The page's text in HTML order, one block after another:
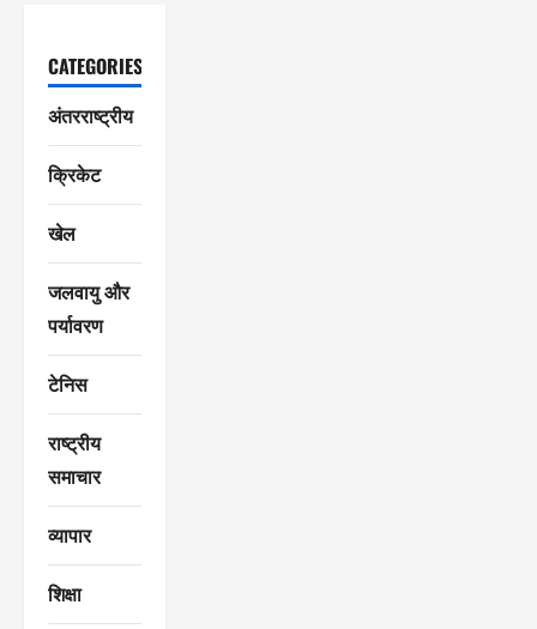
CATEGORIES
अंतरराष्ट्रीय
क्रिकेट
खेल
जलवायु और
पर्यावरण
टेनिस
राष्ट्रीय
समाचार
व्यापार
शिक्षा